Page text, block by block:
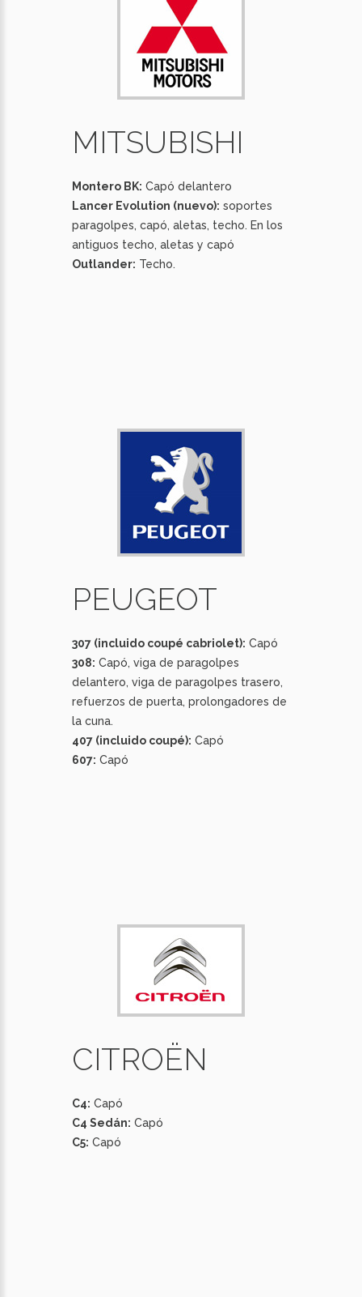
MITSUBISHI
Montero BK: Capó delantero
Lancer Evolution (nuevo): soportes
paragolpes, capó, aletas, techo. En los
antiguos techo, aletas y capó
Outlander: Techo.
PEUGEOT
307 (incluido coupé cabriolet): Capó
308: Capó, viga de paragolpes
delantero, viga de paragolpes trasero,
refuerzos de puerta, prolongadores de
la cuna.
407 (incluido coupé): Capó
607: Capó
CITROËN
C4: Capó
C4 Sedán: Capó
C5: Capó